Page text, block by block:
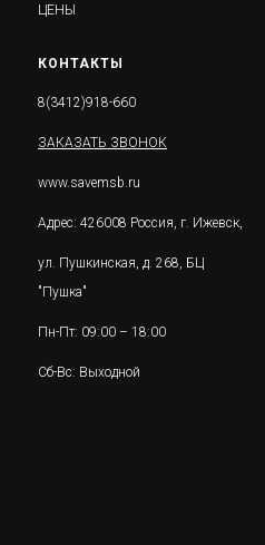
ЦЕНЫ
КОНТАКТЫ
8(3412)918-660
ЗАКАЗАТЬ ЗВОНОК
www.savemsb.ru
Адрес: 426008 Россия, г. Ижевск,
ул. Пушкинская, д. 268, БЦ
"Пушка"
Пн-Пт: 09:00 – 18:00
Сб-Вс: Выходной